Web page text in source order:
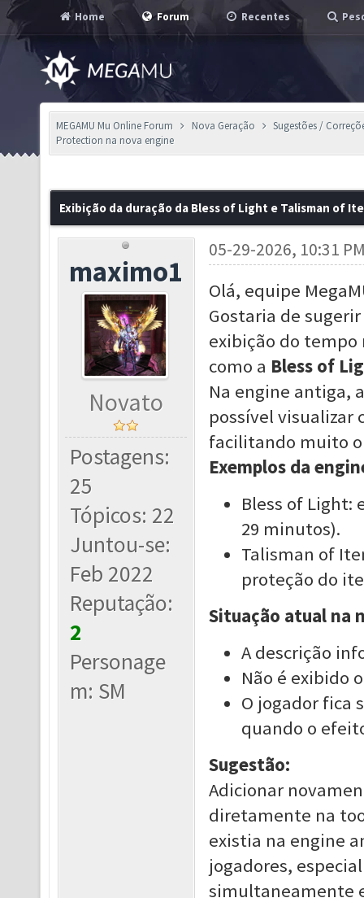
Home Forum Recentes
MEGAMU Mu Online Forum Nova Geração
Sugestões /
Protection na nova engine
Exibição da duração da Bless of Light e Talisman of
maximo1
Novato
Postagens:
25
Tópicos: 22
Juntou-se:
Feb 2022
Reputação:
2
Personage
m: SM
05-29-2026, 10:31
Olá, equipe
Gostaria de
exibição do
como a Bless of
Na engine antiga,
possível visualizar
facilitando muito
Exemplos da
Bless of Light:
29 minutos).
Talisman of
proteção do
Situação atual na
A descrição
Não é exibido
O jogador fica
quando o
Sugestão:
Adicionar
diretamente na
existia na engine
jogadores,
simultaneamente